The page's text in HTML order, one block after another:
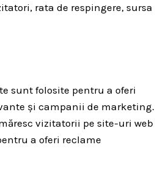
rata de respingere, sursa
sunt folosite pentru a oferi
și campanii de marketing.
vizitatorii pe site-uri web
a oferi reclame